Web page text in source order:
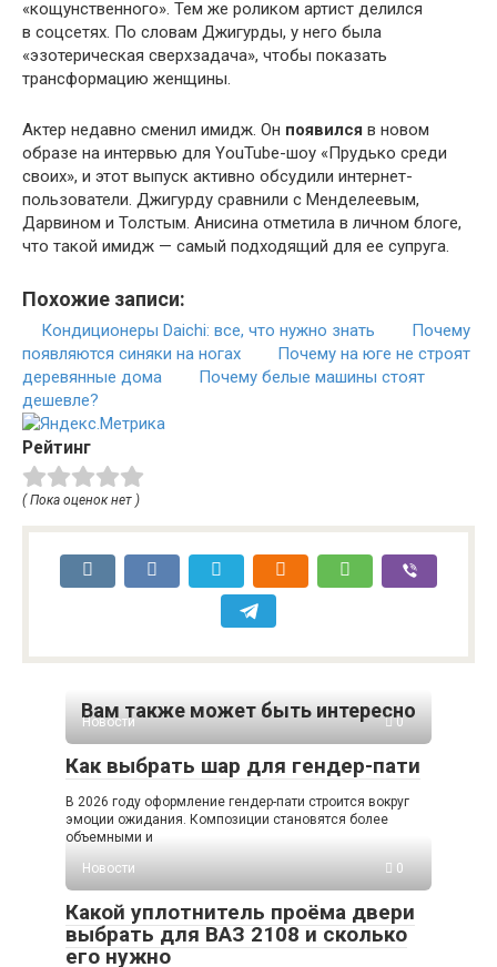
«кощунственного». Тем же роликом артист делился
в соцсетях. По словам Джигурды, у него была
«эзотерическая сверхзадача», чтобы показать
трансформацию женщины.
Актер недавно сменил имидж. Он появился в новом
образе на интервью для YouTube-шоу «Прудько среди
своих», и этот выпуск активно обсудили интернет-
пользователи. Джигурду сравнили с Менделеевым,
Дарвином и Толстым. Анисина отметила в личном блоге,
что такой имидж — самый подходящий для ее супруга.
Похожие записи:
Кондиционеры Daichi: все, что нужно знать
Почему
появляются синяки на ногах
Почему на юге не строят
деревянные дома
Почему белые машины стоят
дешевле?
Рейтинг
( Пока оценок нет )
Вам также может быть интересно
Новости 0
Как выбрать шар для гендер-пати
В 2026 году оформление гендер-пати строится вокруг
эмоции ожидания. Композиции становятся более
объемными и
Новости
0
Какой уплотнитель проёма двери
выбрать для ВАЗ 2108 и сколько
его нужно